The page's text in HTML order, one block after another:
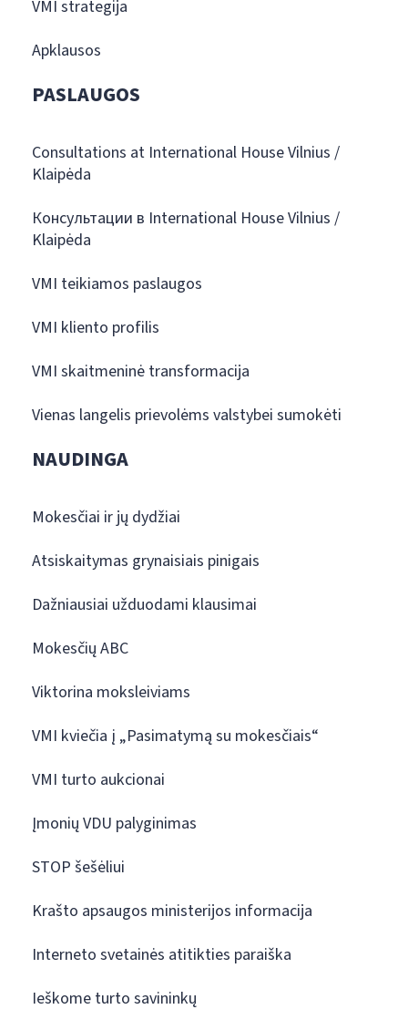
VMI strategija
Apklausos
PASLAUGOS
Consultations at International House Vilnius /
Klaipėda
Консультации в International House Vilnius /
Klaipėda
VMI teikiamos paslaugos
VMI kliento profilis
VMI skaitmeninė transformacija
Vienas langelis prievolėms valstybei sumokėti
NAUDINGA
Mokesčiai ir jų dydžiai
Atsiskaitymas grynaisiais pinigais
Dažniausiai užduodami klausimai
Mokesčių ABC
Viktorina moksleiviams
VMI kviečia į „Pasimatymą su mokesčiais“
VMI turto aukcionai
Įmonių VDU palyginimas
STOP šešėliui
Krašto apsaugos ministerijos informacija
Interneto svetainės atitikties paraiška
Ieškome turto savininkų